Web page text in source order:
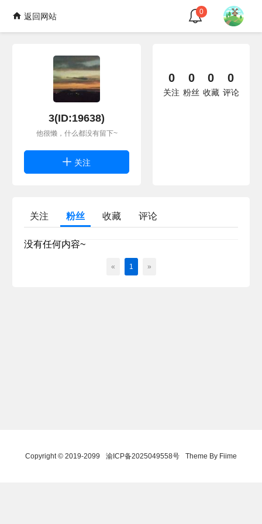
返回网站 0
3(ID:19638)
他很懒，什么都没有留下~
关注
0
关注
0
粉丝
0
收藏
0
评论
关注 粉丝 收藏 评论
没有任何内容~
« 1 »
Copyright © 2019-2099 渝ICP备2025049558号 Theme By Fiime